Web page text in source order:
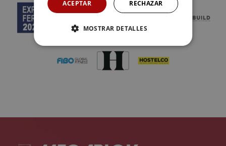
ACEPTAR RECHAZAR
MOSTRAR DETALLES